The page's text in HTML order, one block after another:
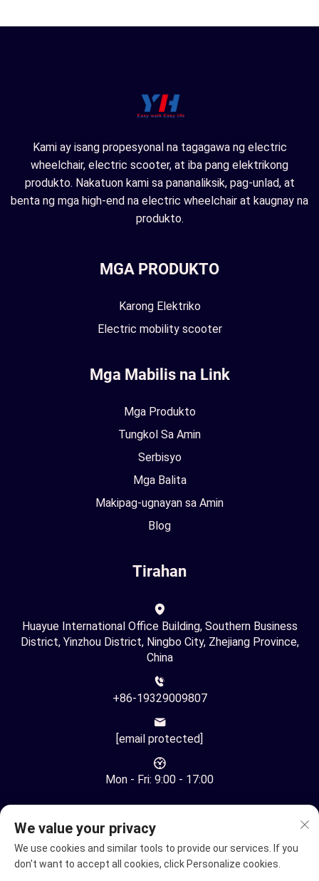
Kami ay isang propesyonal na tagagawa ng electric
wheelchair, electric scooter, at iba pang elektrikong
produkto. Nakatuon kami sa pananaliksik, pag-unlad, at
benta ng mga high-end na electric wheelchair at kaugnay na
produkto.
MGA PRODUKTO
Karong Elektriko
Electric mobility scooter
Mga Mabilis na Link
Mga Produkto
Tungkol Sa Amin
Serbisyo
Mga Balita
Makipag-ugnayan sa Amin
Blog
Tirahan
Huayue International Office Building, Southern Business
District, Yinzhou District, Ningbo City, Zhejiang Province,
China
+86-19329009807
[email protected]
Mon - Fri: 9:00 - 17:00
We value your privacy
We use cookies and similar tools to provide our services. If you
don't want to accept all cookies, click Personalize cookies.